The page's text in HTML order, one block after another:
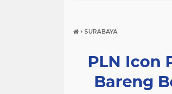
› SURABAYA
PLN Icon
Bareng